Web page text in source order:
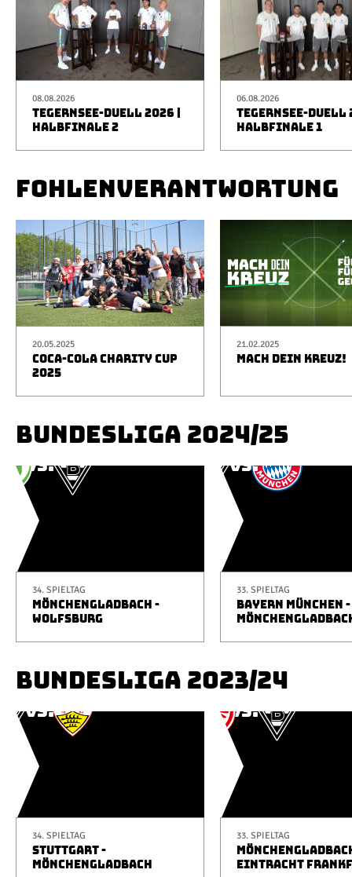
08.08.2026
TEGERNSEE-DUELL 2026 |
HALBFINALE 2
06.08.2026
TEGERNSEE-DUELL
HALBFINALE 1
FOHLENVERANTWORTUNG
20.05.2025
COCA-COLA CHARITY CUP
2025
21.02.2025
MACH DEIN KREUZ!
BUNDESLIGA 2024/25
34. SPIELTAG
MÖNCHENGLADBACH -
WOLFSBURG
33. SPIELTAG
BAYERN MÜNCHEN -
BUNDESLIGA 2023/24
34. SPIELTAG
STUTTGART -
MÖNCHENGLADBACH
33. SPIELTAG
EINTRACHT